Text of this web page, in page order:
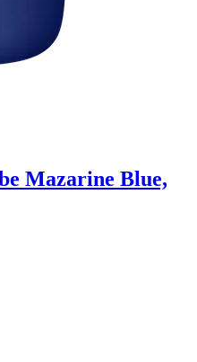
Mazarine Blue,